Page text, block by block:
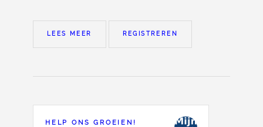
LEES MEER REGISTREREN
HELP ONS GROEIEN!